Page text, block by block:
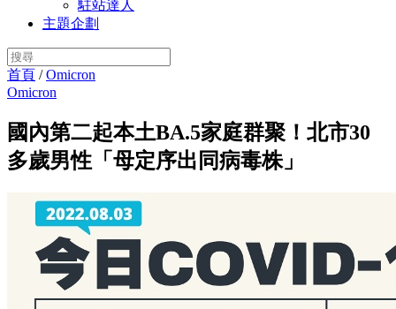
駐站達人
主題企劃
首頁 /Omicron
Omicron
國內第二起本土BA.5家庭群聚！北市30
多歲男性「母定序出同病毒株」